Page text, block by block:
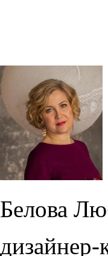
Белова
дизайнер-